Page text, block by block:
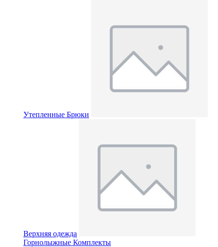
Утепленные Брюки
Верхняя одежда
Горнолыжные Комплекты